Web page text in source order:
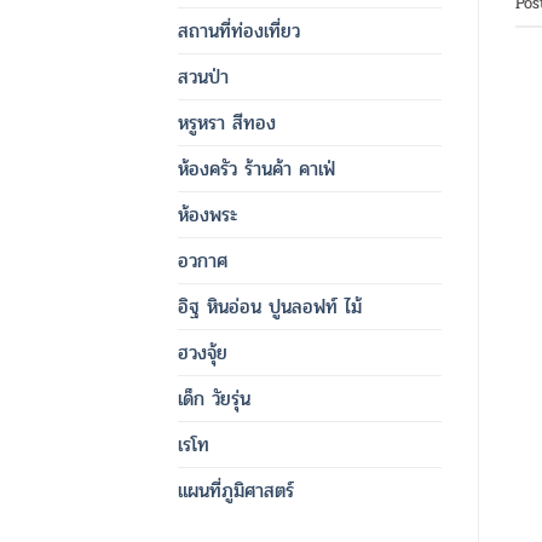
สถานที่ท่องเที่ยว
สวนป่า
หรูหรา สีทอง
ห้องครัว ร้านค้า คาเฟ่
ห้องพระ
อวกาศ
อิฐ หินอ่อน ปูนลอฟท์ ไม้
ฮวงจุ้ย
เด็ก วัยรุ่น
เรโท
แผนที่ภูมิศาสตร์